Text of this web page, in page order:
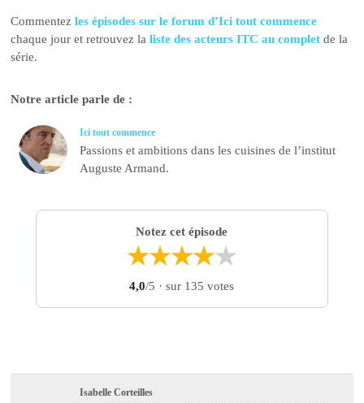
Commentezles épisodes sur le forum d’Ici tout commence
chaque jour et retrouvez laliste des acteurs ITC au complet de la
série.
Notre article parle de :
Ici tout commence
Passions et ambitions dans les cuisines de l’institut
Auguste Armand.
Notez cet épisode
★★★★★
4,0/5 · sur 135 votes
Isabelle Corteilles